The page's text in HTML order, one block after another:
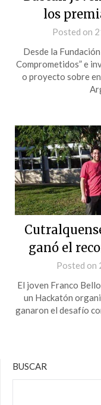
los
Posted on
Desde la
Comprometidos” e
o proyecto sobre
ganó el
Posted on
El joven Franco
un Hackatón
ganaron el desafío
BUSCAR